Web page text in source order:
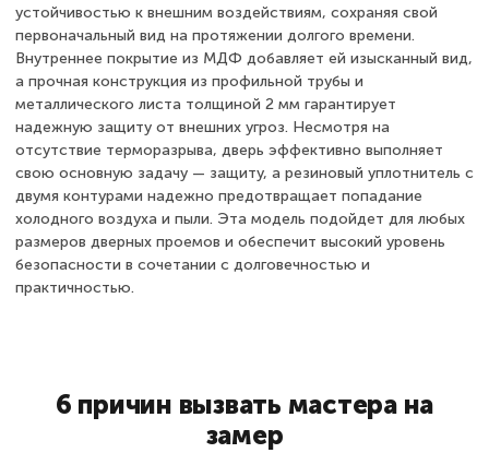
устойчивостью к внешним воздействиям, сохраняя свой
первоначальный вид на протяжении долгого времени.
Внутреннее покрытие из МДФ добавляет ей изысканный вид,
а прочная конструкция из профильной трубы и
металлического листа толщиной 2 мм гарантирует
надежную защиту от внешних угроз. Несмотря на
отсутствие терморазрыва, дверь эффективно выполняет
свою основную задачу — защиту, а резиновый уплотнитель с
двумя контурами надежно предотвращает попадание
холодного воздуха и пыли. Эта модель подойдет для любых
размеров дверных проемов и обеспечит высокий уровень
безопасности в сочетании с долговечностью и
практичностью.
6 причин вызвать мастера на
замер